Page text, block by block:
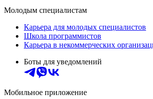
Молодым специалистам
Карьера для молодых специалистов
Школа программистов
Карьера в некоммерческих
Боты для уведомлений
Мобильное приложение